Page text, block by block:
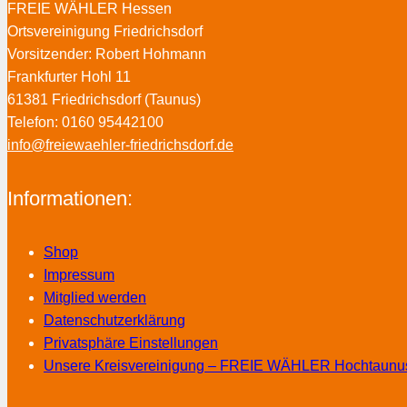
FREIE WÄHLER Hessen
Ortsvereinigung Friedrichsdorf
Vorsitzender: Robert Hohmann
Frankfurter Hohl 11
61381 Friedrichsdorf (Taunus)
Telefon: 0160 95442100
info@freiewaehler-friedrichsdorf.de
Informationen:
Shop
Impressum
Mitglied werden
Datenschutzerklärung
Privatsphäre Einstellungen
Unsere Kreisvereinigung – FREIE WÄHLER